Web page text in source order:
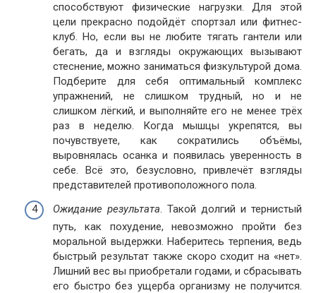
способствуют физические нагрузки. Для этой
цели прекрасно подойдёт спортзал или фитнес-
клуб. Но, если вы не любите тягать гантели или
бегать, да и взгляды окружающих вызывают
стеснение, можно заниматься физкультурой дома.
Подберите для себя оптимальный комплекс
упражнений, не слишком трудный, но и не
слишком лёгкий, и выполняйте его не менее трёх
раз в неделю. Когда мышцы укрепятся, вы
почувствуете, как сократились объёмы,
выровнялась осанка и появилась уверенность в
себе. Всё это, безусловно, привлечёт взгляды
представителей противоположного пола.
Ожидание результата. Такой долгий и тернистый
путь, как похудение, невозможно пройти без
моральной выдержки. Наберитесь терпения, ведь
быстрый результат также скоро сходит на «нет».
Лишний вес вы приобретали годами, и сбрасывать
его быстро без ущерба организму не получится.